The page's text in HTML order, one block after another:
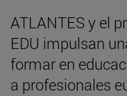
ATLANTES y el
EDU impulsan
formar en
a profesionales